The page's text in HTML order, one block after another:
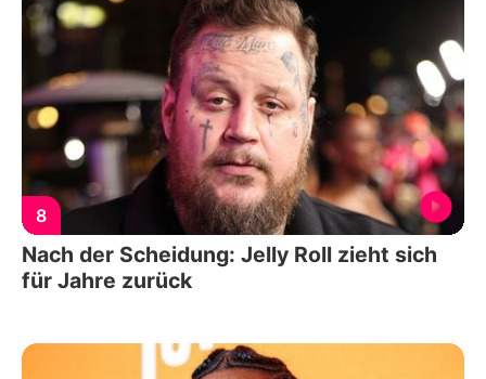
8
Nach der Scheidung: Jelly Roll zieht sich
für Jahre zurück